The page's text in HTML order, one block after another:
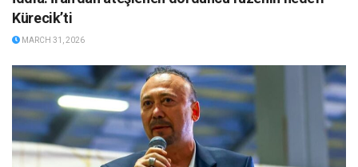
Kürecik’ti
MARCH 31, 2026